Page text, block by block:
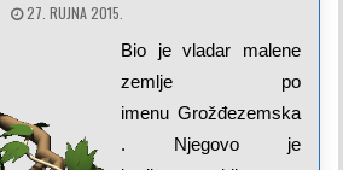
27. RUJNA 2015.
Bio je vladar malene
zemlje po
imenu Grožđezemska
. Njegovo je